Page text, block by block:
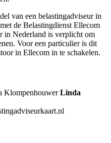
van een belastingadviseur in
de Belastingdienst Ellecom
in Nederland is verplicht om
Voor een particulier is dit
in Ellecom in te schakelen.
Linda